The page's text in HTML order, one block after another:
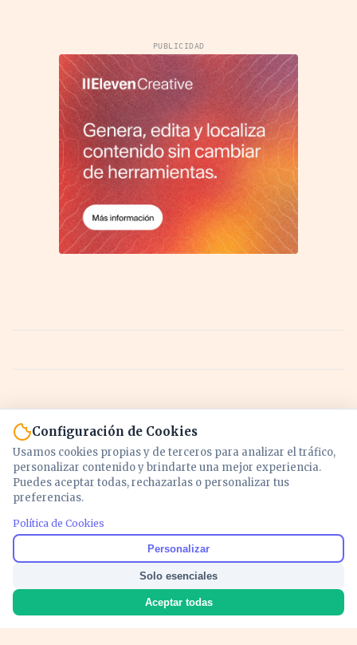
PUBLICIDAD
Noticias y análisis de economía, mercados,
inversión y política. Información actualizada
para entender lo que mueve tu dinero y tu
país.
Configuración de Cookies
Usamos cookies propias y de terceros para analizar el tráfico,
personalizar contenido y brindarte una mejor experiencia.
Puedes aceptar todas, rechazarlas o personalizar tus
preferencias.
Política de Cookies
Personalizar
Solo esenciales
Aceptar todas